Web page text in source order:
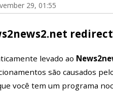
29, 01:55
levado ao
são causados
você tem um programa